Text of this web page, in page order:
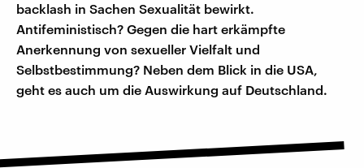
backlash in Sachen Sexualität bewirkt.
Antifeministisch? Gegen die hart erkämpfte
Anerkennung von sexueller Vielfalt und
Selbstbestimmung? Neben dem Blick in die USA,
geht es auch um die Auswirkung auf Deutschland.